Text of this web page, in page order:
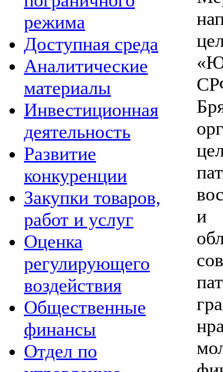
режима
Доступная среда
Аналитические
материалы
Инвестиционная
деятельность
Развитие
конкуренции
Закупки товаров,
работ и услуг
Оценка
регулирующего
воздействия
Общественные
финансы
Отдел по
и